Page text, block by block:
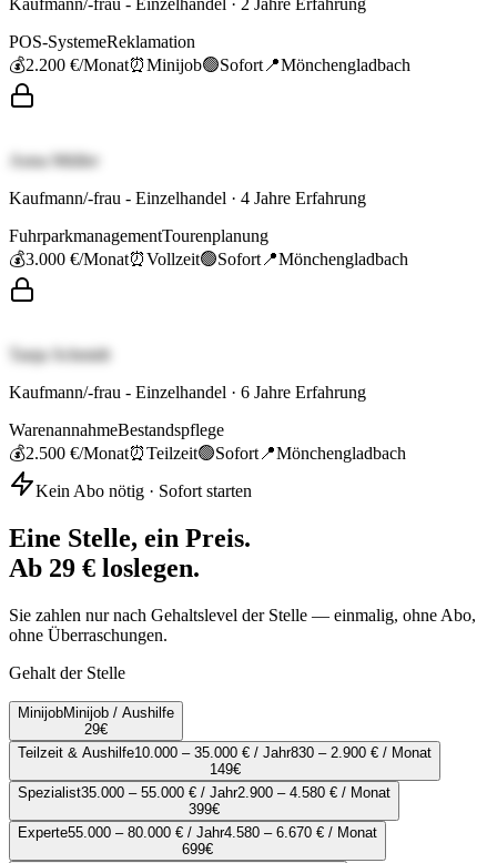
Kaufmann/-frau - Einzelhandel · 2 Jahre Erfahrung
POS-SystemeReklamation
💰2.200 €/Monat⏰Minijob🟢Sofort 📍Mönchengladbach
Anna Müller
Kaufmann/-frau - Einzelhandel · 4 Jahre Erfahrung
FuhrparkmanagementTourenplanung
💰3.000 €/Monat⏰Vollzeit🟢Sofort 📍Mönchengladbach
Tanja Schmidt
Kaufmann/-frau - Einzelhandel · 6 Jahre Erfahrung
WarenannahmeBestandspflege
💰2.500 €/Monat⏰Teilzeit🟢Sofort 📍Mönchengladbach
Kein Abo nötig · Sofort starten
Eine Stelle, ein Preis.
Ab 29 € loslegen.
Sie zahlen nur nach Gehaltslevel der Stelle — einmalig, ohne Abo,
ohne Überraschungen.
Gehalt der Stelle
MinijobMinijob / Aushilfe
29€
Teilzeit & Aushilfe10.000 – 35.000 € / Jahr830 – 2.900 € / Monat
149€
Spezialist35.000 – 55.000 € / Jahr2.900 – 4.580 € / Monat
399€
Experte55.000 – 80.000 € / Jahr4.580 – 6.670 € / Monat
699€